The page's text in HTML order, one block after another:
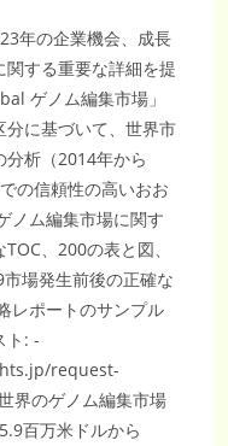
年の企業機会、成長
する重要な詳細を提
ゲノム編集市場」
分に基づいて、世界市
析（2014年から
の信頼性の高いおお
ノム編集市場に関す
、200の表と図、
場発生前後の正確な
レポートのサンプル
ト: -
request-
のゲノム編集市場
百万米ドルから